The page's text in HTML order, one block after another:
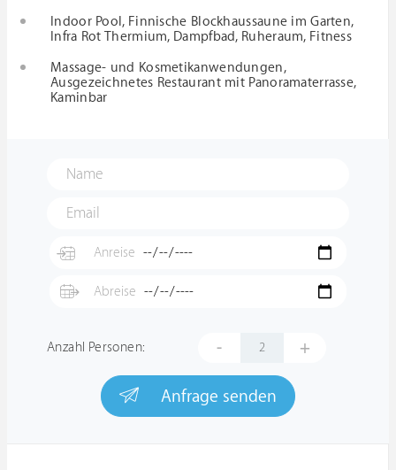
Indoor Pool, Finnische Blockhaussaune im Garten,
Infra Rot Thermium, Dampfbad, Ruheraum, Fitness
Massage- und Kosmetikanwendungen,
Ausgezeichnetes Restaurant mit Panoramaterrasse,
Kaminbar
Anzahl Personen: - +
Anfrage senden